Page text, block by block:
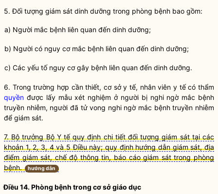
5. Đối tượng giám sát dinh dưỡng trong phòng bệnh bao gồm:
a) Người mắc bệnh liên quan đến dinh dưỡng;
b) Người có nguy cơ mắc bệnh liên quan đến dinh dưỡng;
c) Các yếu tố nguy cơ gây bệnh liên quan đến dinh dưỡng.
6. Trong trường hợp cần thiết, cơ sở y tế, nhân viên y tế có thẩm
quyền được lấy mẫu xét nghiệm ở người bị nghi ngờ mắc bệnh
truyền nhiễm, người đã tử vong nghi ngờ mắc bệnh truyền nhiễm
để giám sát.
7. Bộ trưởng Bộ Y tế quy định chi tiết đối tượng giám sát tại các
khoản 1, 2, 3, 4 và 5 Điều này; quy định hướng dẫn giám sát, địa
điểm giám sát, chế độ thông tin, báo cáo giám sát trong phòng
bệnh.
hướng dẫn
Điều 14.Phòng bệnh trong cơ sở giáo dục